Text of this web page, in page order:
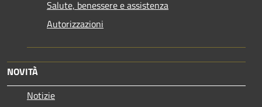
Salute, benessere e assistenza
Autorizzazioni
NOVITÀ
Notizie